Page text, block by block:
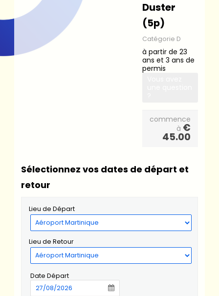
Duster
(5p)
Catégorie D
à partir de 23
ans et 3 ans de
permis
commence
à €
45.00
Sélectionnez vos dates de départ et
retour
Lieu de Départ
Lieu de Retour
Date Départ